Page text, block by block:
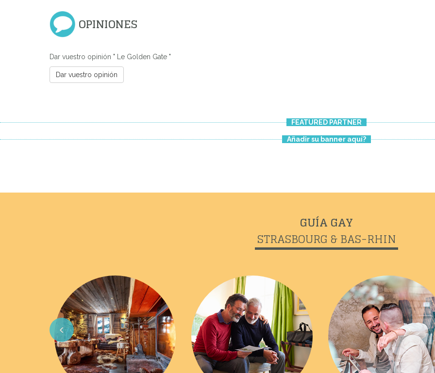
OPINIONES
Dar vuestro opinión " Le Golden Gate "
Dar vuestro opinión
FEATURED PARTNER
Añadir su banner aquí?
GUÍA GAY
STRASBOURG & BAS-RHIN
Previous